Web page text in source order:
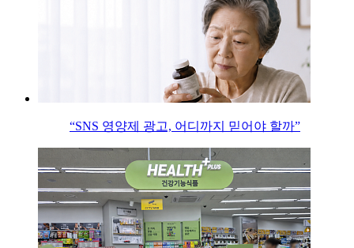
“SNS 영양제 광고, 어디까지 믿어야 할까”